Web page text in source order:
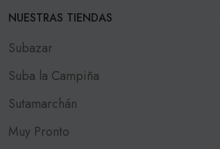
NUESTRAS TIENDAS
Subazar
Suba la Campiña
Sutamarchán
Muy Pronto